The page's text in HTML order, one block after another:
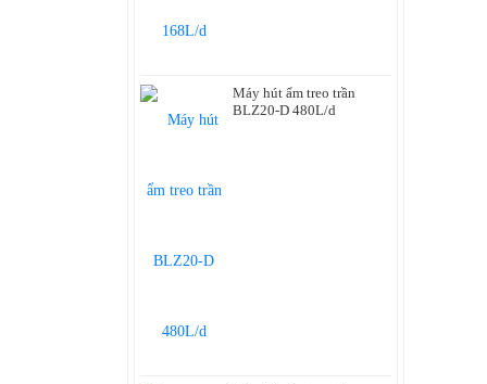
TỦ ĐÔNG
Máy hút ẩm treo trần
BLZ20-D 480L/d